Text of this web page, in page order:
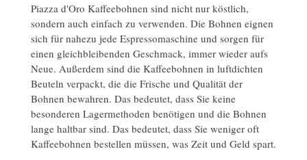
Piazza d'Oro Kaffeebohnen sind nicht nur köstlich,
sondern auch einfach zu verwenden. Die Bohnen eignen
sich für nahezu jede Espressomaschine und sorgen für
einen gleichbleibenden Geschmack, immer wieder aufs
Neue. Außerdem sind die Kaffeebohnen in luftdichten
Beuteln verpackt, die die Frische und Qualität der
Bohnen bewahren. Das bedeutet, dass Sie keine
besonderen Lagermethoden benötigen und die Bohnen
lange haltbar sind. Das bedeutet, dass Sie weniger oft
Kaffeebohnen bestellen müssen, was Zeit und Geld spart.